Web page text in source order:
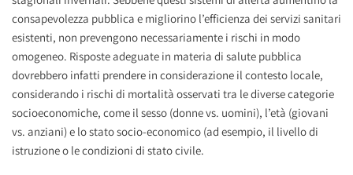
consapevolezza pubblica e migliorino l’efficienza dei servizi sanitari
esistenti, non prevengono necessariamente i rischi in modo
omogeneo. Risposte adeguate in materia di salute pubblica
dovrebbero infatti prendere in considerazione il contesto locale,
considerando i rischi di mortalità osservati tra le diverse categorie
socioeconomiche, come il sesso (donne vs. uomini), l’età (giovani
vs. anziani) e lo stato socio-economico (ad esempio, il livello di
istruzione o le condizioni di stato civile.